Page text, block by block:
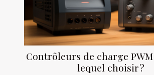
Contrôleurs de charge PWM
lequel choisir ?